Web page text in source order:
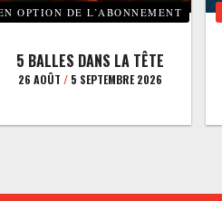
EN OPTION DE L’ABONNEMENT
5 BALLES DANS LA TÊTE
26 AOÛT /5 SEPTEMBRE 2026